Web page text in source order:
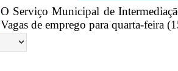
O Serviço Municipal de
Vagas de emprego para quarta-feira